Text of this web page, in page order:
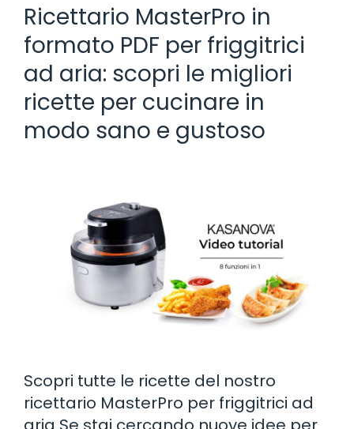
Ricettario MasterPro in
formato PDF per friggitrici
ad aria: scopri le migliori
ricette per cucinare in
modo sano e gustoso
Scopri tutte le ricette del nostro
ricettario MasterPro per friggitrici ad